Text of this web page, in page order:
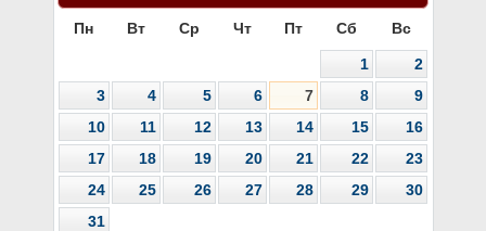
Пн Вт Ср Чт Пт Сб Вс
1
2
3
4 5 6 7 8
9
10
11 12 13 14 15
16
17
18 19 20 21 22
23
24
25 26 27 28 29
30
31